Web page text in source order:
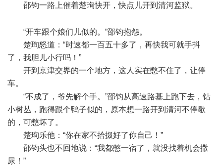
邵钧一路上催着楚珣快开，快点儿开到清河监狱。
“开车跟个娘们儿似的。”邵钧抱怨。
楚珣怒道：“时速都一百五十多了，再快我可就手抖
了，我胆儿小行吗！”
开到京津交界的一个地方，这人实在憋不住了，让停
车。
“不成了，爷先解个手。”邵钧从高速路基上跑下去，钻
小树丛，跑得跟个鸭子似的，原本想一路开到清河不停歇
的，可憋坏了。
楚珣乐他：“你在家不拾掇好了你自己！”
邵钧头也不回地说：“我都憋一宿了，就没找着机会撒
尿！”